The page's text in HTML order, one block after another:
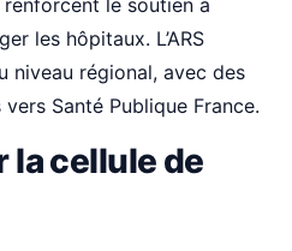
renforcent le soutien à
les hôpitaux. L’ARS
niveau régional, avec des
Santé Publique France.
la cellule de